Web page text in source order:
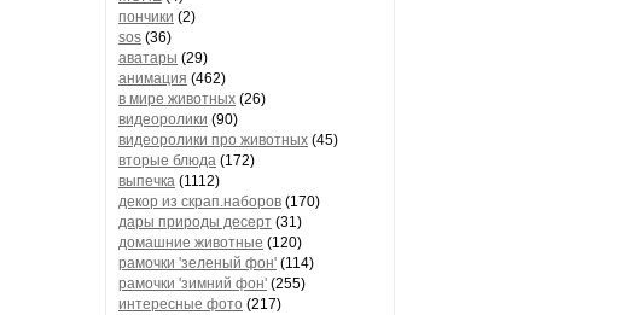
пончики (2)
sos (36)
аватары (29)
анимация (462)
в мире животных (26)
видеоролики (90)
видеоролики про животных (45)
вторые блюда (172)
выпечка (1112)
декор из скрап.наборов (170)
дары природы десерт (31)
домашние животные (120)
рамочки 'зеленый фон' (114)
рамочки 'зимний фон' (255)
интересные фото (217)